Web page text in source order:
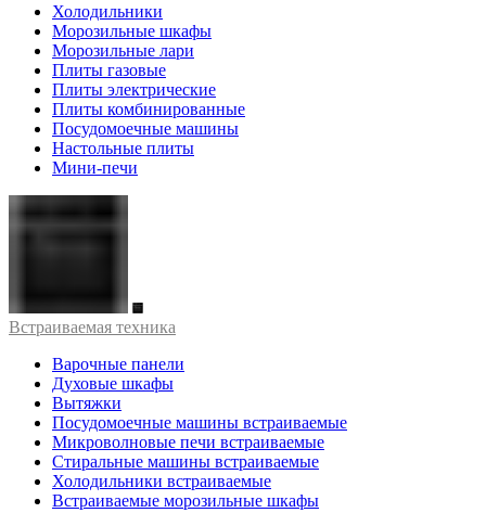
Холодильники
Морозильные шкафы
Морозильные лари
Плиты газовые
Плиты электрические
Плиты комбинированные
Посудомоечные машины
Настольные плиты
Мини-печи
Встраиваемая техника
Варочные панели
Духовые шкафы
Вытяжки
Посудомоечные машины встраиваемые
Микроволновые печи встраиваемые
Стиральные машины встраиваемые
Холодильники встраиваемые
Встраиваемые морозильные шкафы